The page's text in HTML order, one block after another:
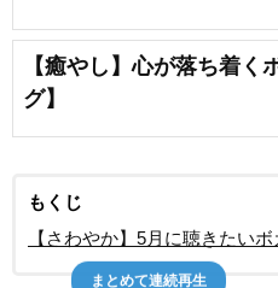
【癒やし】心が落ち着く
グ】
もくじ
【さわやか】5月に聴きたい
まとめて連続再生